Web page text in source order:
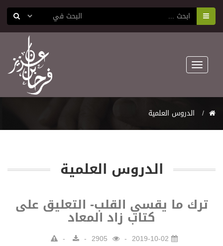
Toggle
navigation
اﻟﺪﺭﻭﺱ اﻟﻌﻠﻤﻴﺔ
اﻟﺪﺭﻭﺱ اﻟﻌﻠﻤﻴﺔ
ترك ما يقسي القلب- التعليق على
كتاب زاد المعاد
2019-10-02